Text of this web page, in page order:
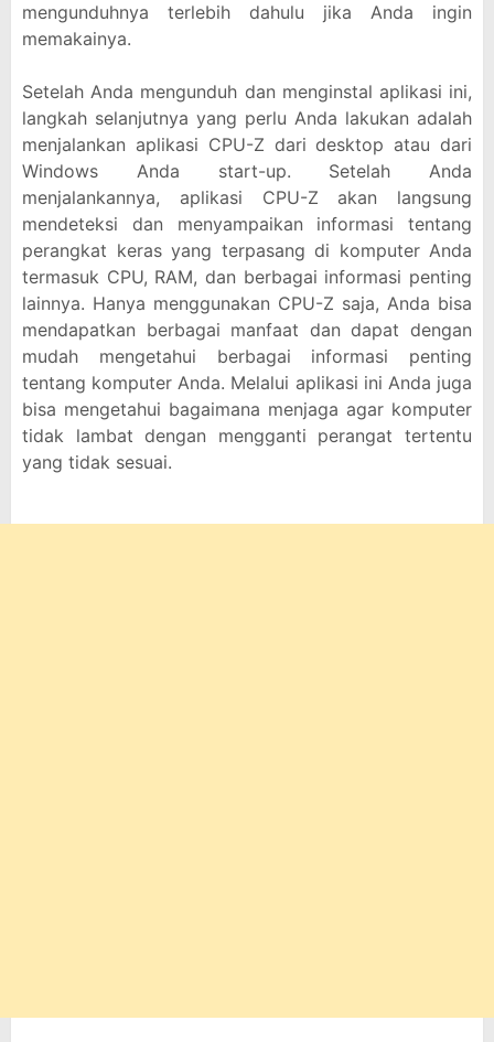
mengunduhnya terlebih dahulu jika Anda ingin
memakainya.
Setelah Anda mengunduh dan menginstal aplikasi ini,
langkah selanjutnya yang perlu Anda lakukan adalah
menjalankan aplikasi CPU-Z dari desktop atau dari
Windows Anda start-up. Setelah Anda
menjalankannya, aplikasi CPU-Z akan langsung
mendeteksi dan menyampaikan informasi tentang
perangkat keras yang terpasang di komputer Anda
termasuk CPU, RAM, dan berbagai informasi penting
lainnya. Hanya menggunakan CPU-Z saja, Anda bisa
mendapatkan berbagai manfaat dan dapat dengan
mudah mengetahui berbagai informasi penting
tentang komputer Anda. Melalui aplikasi ini Anda juga
bisa mengetahui bagaimana menjaga agar komputer
tidak lambat dengan mengganti perangat tertentu
yang tidak sesuai.